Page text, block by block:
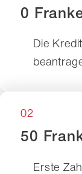
0
Die
02
50
Erste